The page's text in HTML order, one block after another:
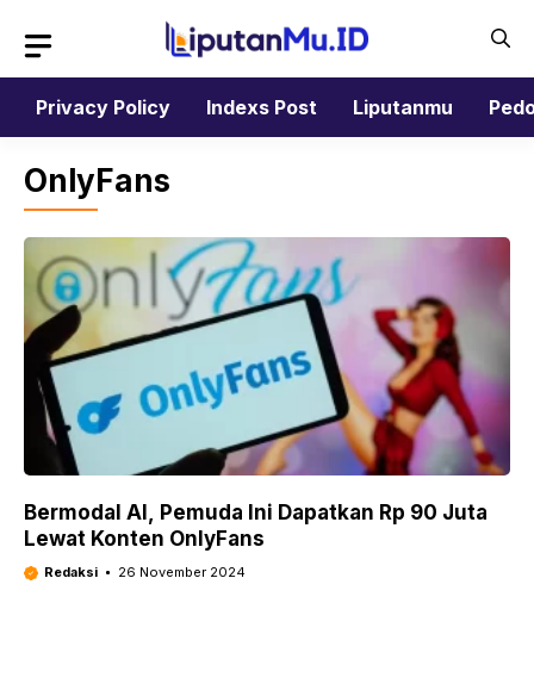
isi
Privacy Policy
Indexs Post Liputanmu
OnlyFans
Bermodal AI, Pemuda Ini Dapatkan Rp 90 Juta
Lewat Konten OnlyFans
Redaksi 26 November 2024